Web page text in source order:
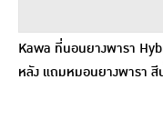
Kawa ที่นอนยางพารา
หลัง แถมหมอนยางพารา สี